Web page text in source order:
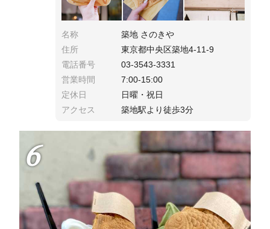
名称
築地 さのきや
住所
東京都中央区築地4-11-9
電話番号
03-3543-3331
営業時間
7:00-15:00
定休日
日曜・祝日
アクセス
築地駅より徒歩3分
6